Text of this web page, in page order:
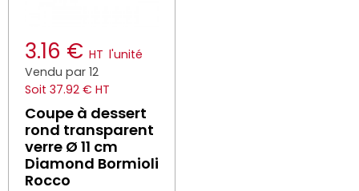
3.16 € HT l'unité
Vendu par 12
Soit 37.92 € HT
Coupe à dessert
rond transparent
verre Ø 11 cm
Diamond Bormioli
Rocco